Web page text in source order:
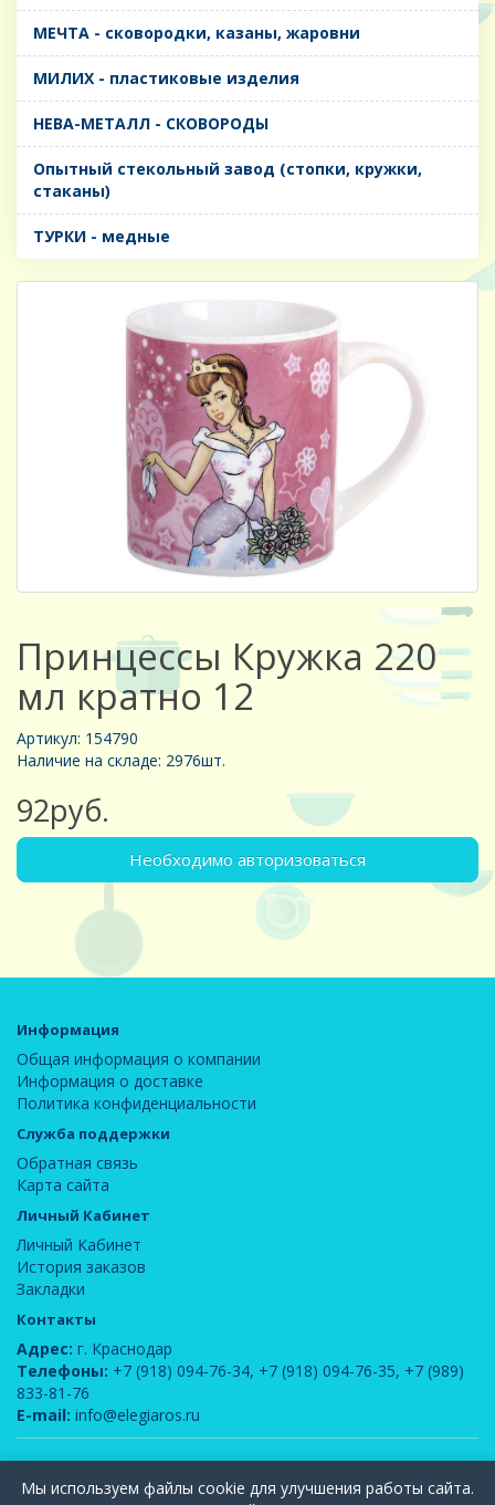
МЕЧТА - сковородки, казаны, жаровни
МИЛИХ - пластиковые изделия
НЕВА-МЕТАЛЛ - СКОВОРОДЫ
Опытный стекольный завод (стопки, кружки,
стаканы)
ТУРКИ - медные
Принцессы Кружка 220
мл кратно 12
Артикул: 154790
Наличие на складе: 2976шт.
92руб.
Необходимо авторизоваться
Информация
Общая информация о компании
Информация о доставке
Политика конфиденциальности
Служба поддержки
Обратная связь
Карта сайта
Личный Кабинет
Личный Кабинет
История заказов
Закладки
Контакты
Адрес: г. Краснодар
Телефоны: +7 (918) 094-76-34, +7 (918) 094-76-35, +7 (989)
833-81-76
E-mail: info@elegiaros.ru
Вся информация, содержащаяся на данном сайте, является интеллектуальной
Мы используем файлы cookie для улучшения работы сайта.